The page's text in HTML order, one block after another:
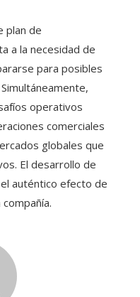
plan de
a la necesidad de
para posibles
operativos
comerciales
globales que
El desarrollo de
auténtico efecto de